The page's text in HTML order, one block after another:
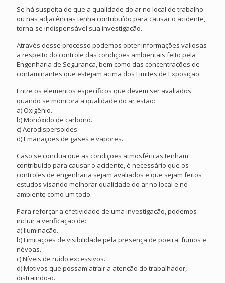
Se há suspeita de que a qualidade do ar no local de trabalho
ou nas adjacências tenha contribuído para causar o acidente,
torna-se indispensável sua investigação.
Através desse processo podemos obter informações valiosas
a respeito do controle das condições ambientais feito pela
Engenharia de Segurança, bem como das concentrações de
contaminantes que estejam acima dos Limites de Exposição.
Entre os elementos específicos que devem ser avaliados
quando se monitora a qualidade do ar estão:
a) Oxigênio.
b) Monóxido de carbono.
c) Aerodispersoides.
d) Emanações de gases e vapores.
Caso se conclua que as condições atmosféricas tenham
contribuído para causar o acidente, é necessário que os
controles de engenharia sejam avaliados e que sejam feitos
estudos visando melhorar qualidade do ar no local e no
ambiente como um todo.
Para reforçar a efetividade de uma investigação, podemos
incluir a verificação de:
a) Iluminação.
b) Limitações de visibilidade pela presença de poeira, fumos e
névoas.
c) Níveis de ruído excessivos.
d) Motivos que possam atrair a atenção do trabalhador,
distraindo-o.